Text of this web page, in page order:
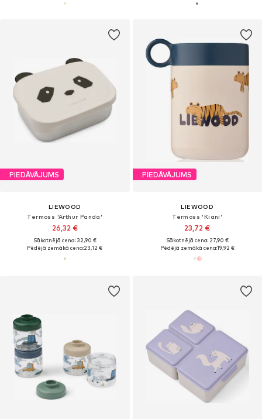
PIEDĀVĀJUMS
LIEWOOD
Termoss 'Arthur Panda'
26,32 €
Sākotnējā cena: 32,90 €
Pēdējā zemākā cena:23,12 €
PIEDĀVĀJUMS
LIEWOOD
Termoss 'Kiani'
23,72 €
Sākotnējā cena: 27,90 €
Pēdējā zemākā cena:19,92 €